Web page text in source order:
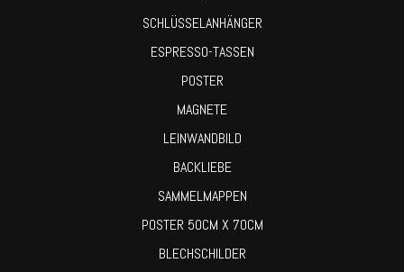
SCHLÜSSELANHÄNGER
ESPRESSO-TASSEN
POSTER
MAGNETE
LEINWANDBILD
BACKLIEBE
SAMMELMAPPEN
POSTER 50CM X 70CM
BLECHSCHILDER